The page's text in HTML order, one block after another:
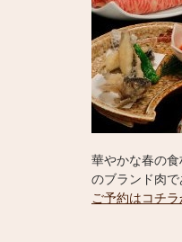
華やかな春の
のブランド肉
ご予約はコチラ